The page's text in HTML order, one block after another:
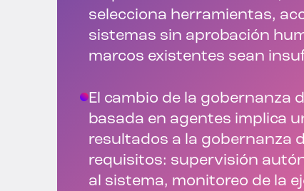
selecciona herramientas,
sistemas sin aprobación
marcos existentes sean
El cambio de la gobernanza
basada en agentes implica
resultados a la gobernanza
requisitos: supervisión
al sistema, monitoreo de la